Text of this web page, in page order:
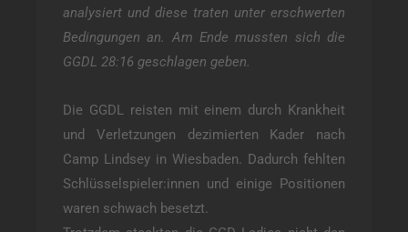
analysiert und diese traten unter erschwerten
Bedingungen an. Am Ende mussten sich die
GGDL 28:16 geschlagen geben.
Die GGDL reisten mit einem durch Krankheit
und Verletzungen dezimierten Kader nach
Camp Lindsey in Wiesbaden. Dadurch fehlten
Schlüsselspieler:innen und einige Positionen
waren schwach besetzt.